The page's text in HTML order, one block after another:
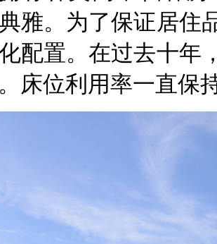
雅。为了保证居住
配置。在过去十年
床位利用率一直保